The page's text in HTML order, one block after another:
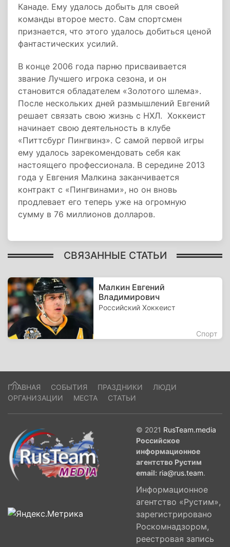
Канаде. Ему удалось добыть для своей
команды второе место. Сам спортсмен
признается, что этого удалось добиться ценой
фантастических усилий.
В конце 2006 года парню присваивается
звание Лучшего игрока сезона, и он
становится обладателем «Золотого шлема».
После нескольких дней размышлений Евгений
решает связать свою жизнь с НХЛ. Хоккеист
начинает свою деятельность в клубе
«Питтсбург Пингвинз». С самой первой игры
ему удалось зарекомендовать себя как
настоящего профессионала. В середине 2013
года у Евгения Малкина заканчивается
контракт с «Пингвинами», но он вновь
продлевает его теперь уже на огромную
сумму в 76 миллионов долларов.
СВЯЗАННЫЕ СТАТЬИ
Малкин Евгений
Владимирович
Российский Хоккеист
Спорт
ГЛАВНАЯ СОБЫТИЯ ПРАЗДНИКИ
ЛЮДИ
ОРГАНИЗАЦИИ
МЕСТА СТАТЬИ
© 2021 RusTeam.media
Российское
информационное
агентство Рустим
email: ria@rus.team.
Информационное
агентство «Рустим»,
зарегистрировано
Роскомнадзором,
реестровая запись